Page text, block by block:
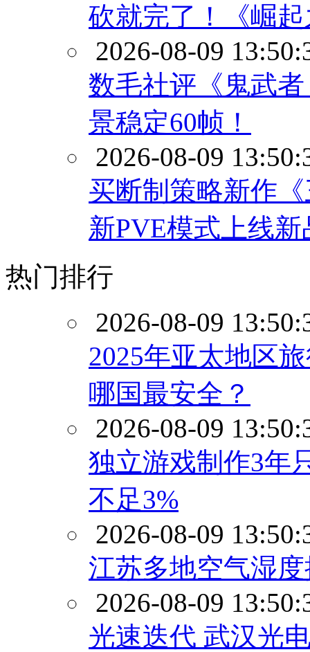
砍就完了！《崛
2026-08-09
数毛社评《鬼武
景稳定60帧！
2026-08-09
买断制策略新作
新PVE模式上线新
热门排行
2026-08-09
2025年亚太地区
哪国最安全？
2026-08-09
独立游戏制作3年
不足3%
2026-08-09
江苏多地空气湿
2026-08-09
光速迭代 武汉光